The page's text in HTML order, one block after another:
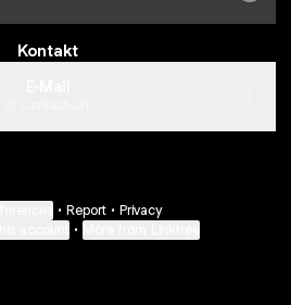
Kontakt
• Report • Privacy
•